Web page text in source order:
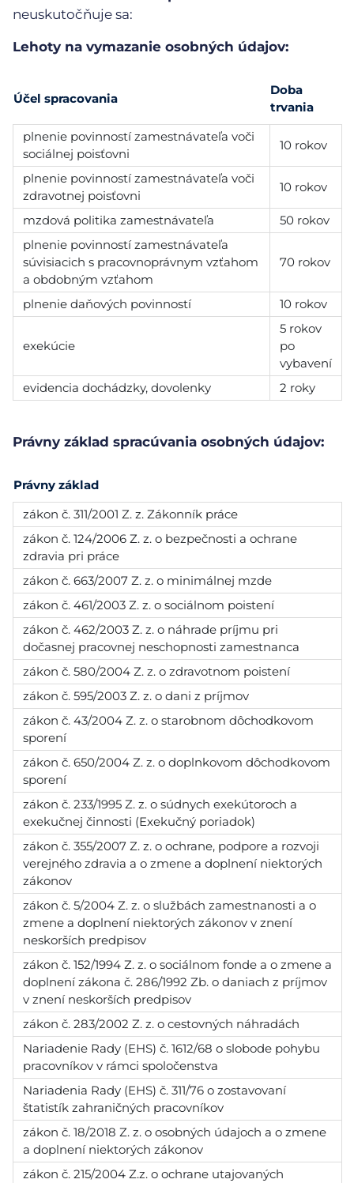
neuskutočňuje sa:
Lehoty na vymazanie osobných údajov:
Účel spracovania
Doba
trvania
plnenie povinností zamestnávateľa voči
sociálnej poisťovni
10 rokov
plnenie povinností zamestnávateľa voči
zdravotnej poisťovni
10 rokov
mzdová politika zamestnávateľa
50 rokov
plnenie povinností zamestnávateľa
súvisiacich s pracovnoprávnym vzťahom
a obdobným vzťahom
70 rokov
plnenie daňových povinností 10 rokov
exekúcie
5 rokov
po
vybavení
evidencia dochádzky, dovolenky
2 roky
Právny základ spracúvania osobných údajov:
Právny základ
zákon č. 311/2001 Z. z. Zákonník práce
zákon č. 124/2006 Z. z. o bezpečnosti a ochrane
zdravia pri práce
zákon č. 663/2007 Z. z. o minimálnej mzde
zákon č. 461/2003 Z. z. o sociálnom poistení
zákon č. 462/2003 Z. z. o náhrade príjmu pri
dočasnej pracovnej neschopnosti zamestnanca
zákon č. 580/2004 Z. z. o zdravotnom poistení
zákon č. 595/2003 Z. z. o dani z príjmov
zákon č. 43/2004 Z. z. o starobnom dôchodkovom
sporení
zákon č. 650/2004 Z. z. o doplnkovom dôchodkovom
sporení
zákon č. 233/1995 Z. z. o súdnych exekútoroch a
exekučnej činnosti (Exekučný poriadok)
zákon č. 355/2007 Z. z. o ochrane, podpore a rozvoji
verejného zdravia a o zmene a doplnení niektorých
zákonov
zákon č. 5/2004 Z. z. o službách zamestnanosti a o
zmene a doplnení niektorých zákonov v znení
neskorších predpisov
zákon č. 152/1994 Z. z. o sociálnom fonde a o zmene a
doplnení zákona č. 286/1992 Zb. o daniach z príjmov
v znení neskorších predpisov
zákon č. 283/2002 Z. z. o cestovných náhradách
Nariadenie Rady (EHS) č. 1612/68 o slobode pohybu
pracovníkov v rámci spoločenstva
Nariadenia Rady (EHS) č. 311/76 o zostavovaní
štatistík zahraničných pracovníkov
zákon č. 18/2018 Z. z. o osobných údajoch a o zmene
a doplnení niektorých zákonov
zákon č. 215/2004 Z.z. o ochrane utajovaných